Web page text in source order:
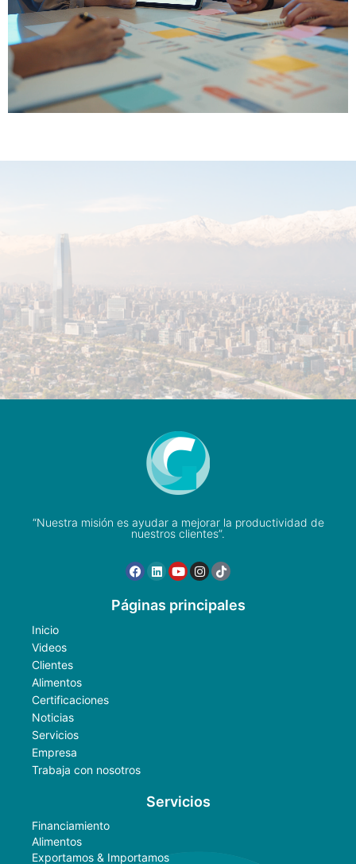
“Nuestra misión es ayudar a mejorar la productividad de
nuestros clientes”.
Páginas principales
Inicio
Videos
Clientes
Alimentos
Certificaciones
Noticias
Servicios
Empresa
Trabaja con nosotros
Servicios
Financiamiento
Alimentos
Exportamos & Importamos